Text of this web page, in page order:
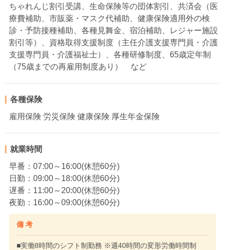
ちゃれんじ割引受講、生命保険等の団体割引、共済会（医
療費補助、市販薬・マスク代補助、健康保険適用外の検
診・予防接種補助、各種見舞金、宿泊補助、レジャー施設
割引等）、資格取得支援制度（主任介護支援専門員・介護
支援専門員・介護福祉士）、各種研修制度、65歳定年制
（75歳までの再雇用制度あり） など
各種保険
雇用保険 労災保険 健康保険 厚生年金保険
就業時間
早番：07:00～16:00(休憩60分)
日勤：09:00～18:00(休憩60分)
遅番：11:00～20:00(休憩60分)
夜勤：16:00～09:00(休憩60分)
備 考
■実働8時間のシフト制勤務 ※週40時間の変形労働時間制